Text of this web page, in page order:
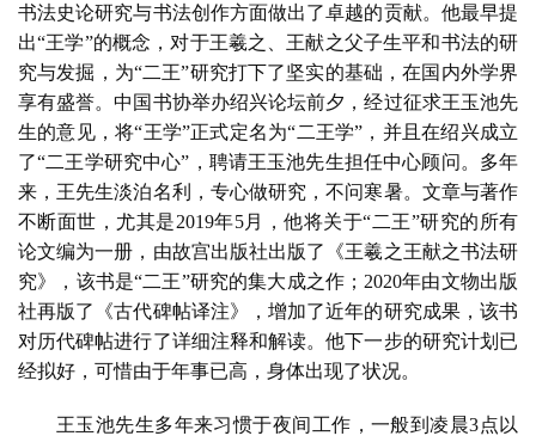
书法史论研究与书法创作方面做出了卓越的贡献。他最早提
出“王学”的概念，对于王羲之、王献之父子生平和书法的研
究与发掘，为“二王”研究打下了坚实的基础，在国内外学界
享有盛誉。中国书协举办绍兴论坛前夕，经过征求王玉池先
生的意见，将“王学”正式定名为“二王学”，并且在绍兴成立
了“二王学研究中心”，聘请王玉池先生担任中心顾问。多年
来，王先生淡泊名利，专心做研究，不问寒暑。文章与著作
不断面世，尤其是2019年5月，他将关于“二王”研究的所有
论文编为一册，由故宫出版社出版了《王羲之王献之书法研
究》，该书是“二王”研究的集大成之作； 2020年由文物出版
社再版了《古代碑帖译注》，增加了近年的研究成果，该书
对历代碑帖进行了详细注释和解读。他下一步的研究计划已
经拟好，可惜由于年事已高，身体出现了状况。
王玉池先生多年来习惯于夜间工作，一般到凌晨3点以